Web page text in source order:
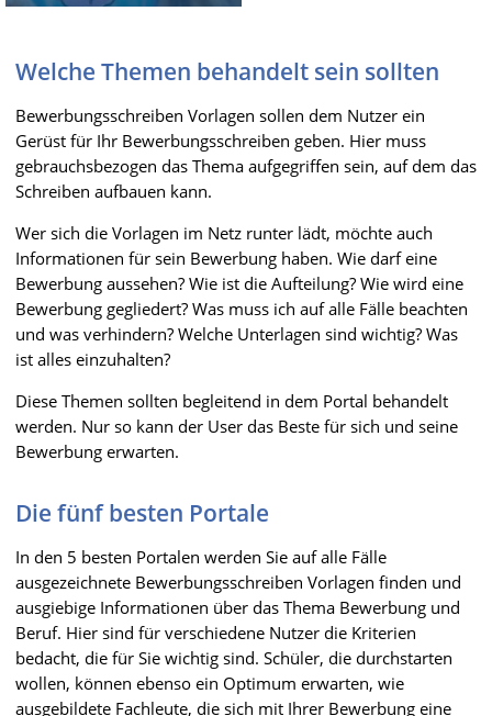
Welche Themen behandelt sein sollten
Bewerbungsschreiben Vorlagen sollen dem Nutzer ein
Gerüst für Ihr Bewerbungsschreiben geben. Hier muss
gebrauchsbezogen das Thema aufgegriffen sein, auf dem das
Schreiben aufbauen kann.
Wer sich die Vorlagen im Netz runter lädt, möchte auch
Informationen für sein Bewerbung haben. Wie darf eine
Bewerbung aussehen? Wie ist die Aufteilung? Wie wird eine
Bewerbung gegliedert? Was muss ich auf alle Fälle beachten
und was verhindern? Welche Unterlagen sind wichtig? Was
ist alles einzuhalten?
Diese Themen sollten begleitend in dem Portal behandelt
werden. Nur so kann der User das Beste für sich und seine
Bewerbung erwarten.
Die fünf besten Portale
In den 5 besten Portalen werden Sie auf alle Fälle
ausgezeichnete Bewerbungsschreiben Vorlagen finden und
ausgiebige Informationen über das Thema Bewerbung und
Beruf. Hier sind für verschiedene Nutzer die Kriterien
bedacht, die für Sie wichtig sind. Schüler, die durchstarten
wollen, können ebenso ein Optimum erwarten, wie
ausgebildete Fachleute, die sich mit Ihrer Bewerbung eine